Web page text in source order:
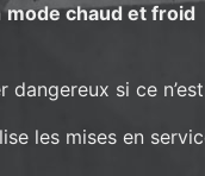
mode chaud et froid
si ce
les mises en